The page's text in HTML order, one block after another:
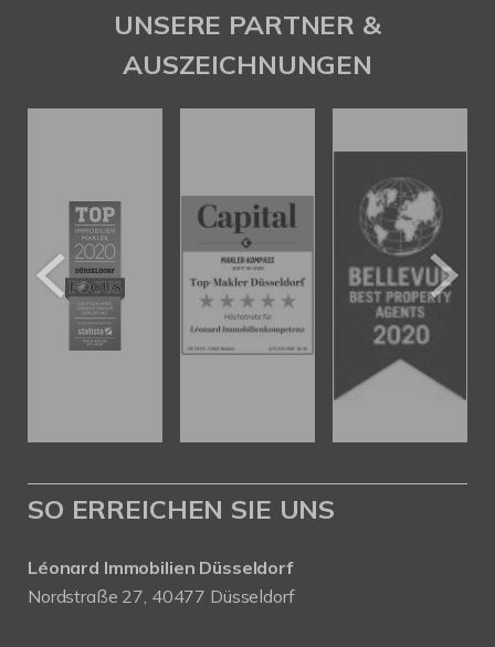
UNSERE PARTNER &
AUSZEICHNUNGEN
SO ERREICHEN SIE UNS
Léonard Immobilien Düsseldorf
Nordstraße 27, 40477 Düsseldorf